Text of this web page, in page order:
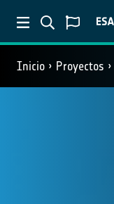
Inicio Proyectos